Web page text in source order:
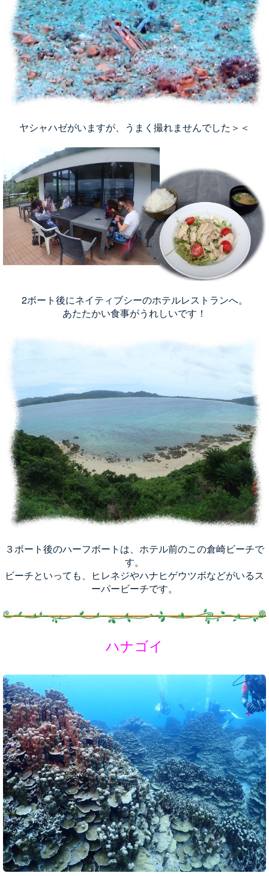
ヤシャハゼがいますが、うまく撮れませんでした＞＜
2ボート後にネイティブシーのホテルレストランへ。
あたたかい食事がうれしいです！
３ボート後のハーフボートは、ホテル前のこの倉崎ビーチで
す。
ビーチといっても、ヒレネジやハナヒゲウツボなどがいるス
ーパービーチです。
ハナゴイ